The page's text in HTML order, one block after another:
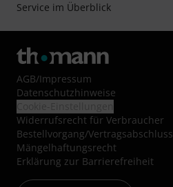
Service im Überblick
AGB/Impressum
Datenschutzhinweise
Widerrufsrecht für Verbraucher
Bestellvorgang/Vertragsabschluss
Mängelhaftungsrecht
Erklärung zur Barrierefreiheit